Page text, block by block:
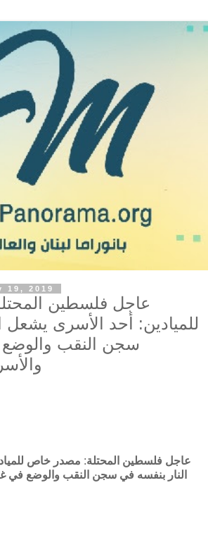
19, 2019
عاجل فلسطين
للميادين: أحد الأسرى يشعل
سجن النقب والوضع
عاجل فلسطين المحتلة: مصدر خاص
النار بنفسه في سجن النقب والوضع في